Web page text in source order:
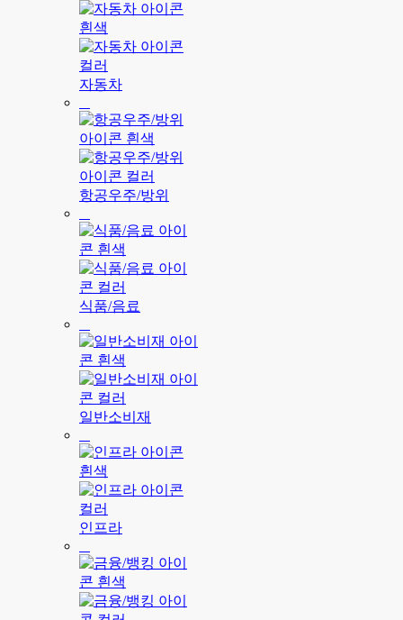
자동차
항공우주/방위
식품/음료
일반소비재
인프라